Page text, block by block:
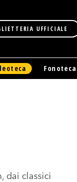
UFFICIALE
Fonoteca
dai classici